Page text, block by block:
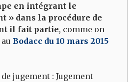
en intégrant le
» dans la procédure de
il fait partie, comme on
Bodacc du 10 mars 2015
jugement : Jugement